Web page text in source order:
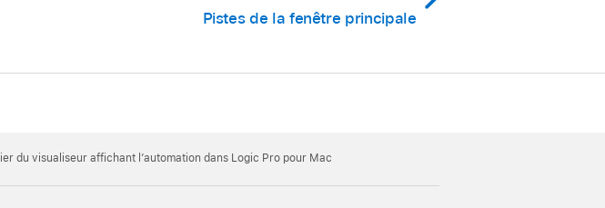
Pistes de la fenêtre principale
du visualiseur affichant l’automation dans Logic Pro pour Mac